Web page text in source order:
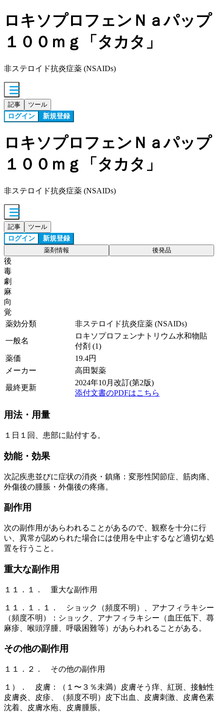
ロキソプロフェンＮａパップ
１００ｍｇ「タカタ」
非ステロイド抗炎症薬 (NSAIDs)
記事 ツール
ログイン 新規登録
ロキソプロフェンＮａパップ
１００ｍｇ「タカタ」
非ステロイド抗炎症薬 (NSAIDs)
記事 ツール
ログイン 新規登録
薬剤情報 後発品
後
毒
劇
麻
向
覚
薬効分類
非ステロイド抗炎症薬 (NSAIDs)
一般名
ロキソプロフェンナトリウム水和物貼
付剤 (1)
薬価
19.4円
メーカー
高田製薬
最終更新
2024年10月改訂(第2版)
添付文書のPDFはこちら
用法・用量
１日１回、患部に貼付する。
効能・効果
次記疾患並びに症状の消炎・鎮痛：変形性関節症、筋肉痛、
外傷後の腫脹・外傷後の疼痛。
副作用
次の副作用があらわれることがあるので、観察を十分に行
い、異常が認められた場合には使用を中止するなど適切な処
置を行うこと。
重大な副作用
１１．１． 重大な副作用
１１．１．１． ショック（頻度不明）、アナフィラキシー
（頻度不明）：ショック、アナフィラキシー（血圧低下、蕁
麻疹、喉頭浮腫、呼吸困難等）があらわれることがある。
その他の副作用
１１．２． その他の副作用
１）． 皮膚：（１〜３％未満）皮膚そう痒、紅斑、接触性
皮膚炎、皮疹、（頻度不明）皮下出血、皮膚刺激、皮膚色素
沈着、皮膚水疱、皮膚腫脹。